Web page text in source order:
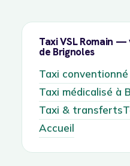
Taxi VSL Romain
de Brignoles
Taxi
Taxi médicalisé à
Taxi & transferts
Accueil